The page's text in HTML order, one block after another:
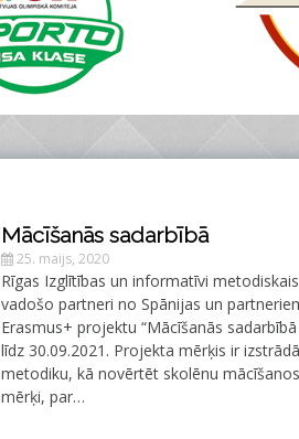
Mācīšanās sadarbībā
25. maijs, 2020
Rīgas Izglītības un informatīvi
vadošo partneri no Spānijas un
Erasmus+ projektu “Mācīšanās
līdz 30.09.2021. Projekta mērķis ir
metodiku, kā novērtēt skolēnu
mērķi, par…